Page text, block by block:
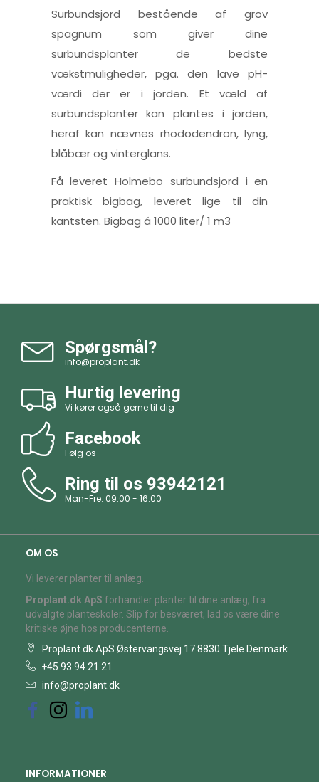
Surbundsjord bestående af grov
spagnum som giver dine
surbundsplanter de bedste
vækstmuligheder, pga. den lave pH-
værdi der er i jorden. Et væld af
surbundsplanter kan plantes i jorden,
heraf kan nævnes rhododendron, lyng,
blåbær og vinterglans.
Få leveret Holmebo surbundsjord i en
praktisk bigbag, leveret lige til din
kantsten. Bigbag á 1000 liter/ 1 m3
Spørgsmål?
info@proplant.dk
Hurtig levering
Vi kører også gerne til dig
Facebook
Følg os
Ring til os 93942121
Man-Fre: 09.00 - 16.00
OM OS
Vi leverer planter til anlæg.
Proplant.dk ApS forhandler planter til dine anlæg, fra
udvalgte planteskoler. Slip for besværet, lad os være dine
kritiske øjne hos producenterne.
Proplant.dk ApS Østervangsvej 17 8830 Tjele Denmark
+45 93 94 21 21
info@proplant.dk
INFORMATIONER